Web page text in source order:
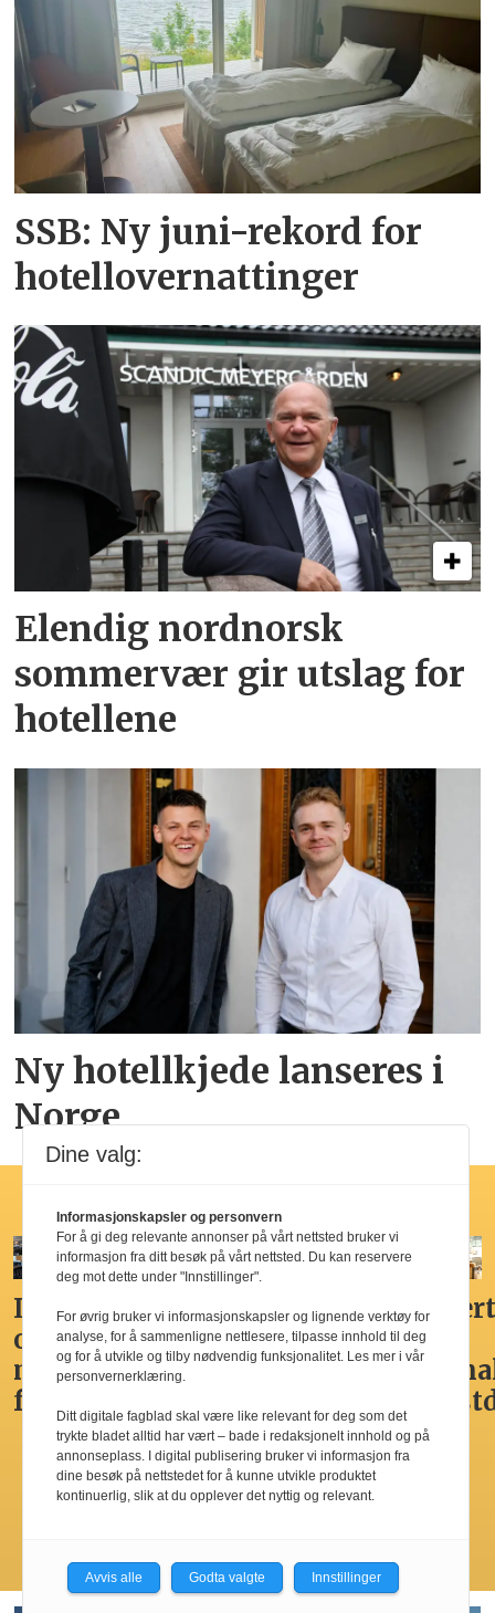
SSB: Ny juni-rekord for
hotellovernattinger
Elendig nordnorsk
sommervær gir utslag for
hotellene
Ny hotellkjede lanseres i
Norge
Hotellfrokost
Ikke
overdådig,
men
fristende
Her får
du
Norges
hotellfrokost
Godt,
spennende,
men
best i
by’n
den
Dine valg:
Informasjonskapsler og personvern
For å gi deg relevante annonser på vårt nettsted bruker vi
informasjon fra ditt besøk på vårt nettsted. Du kan reservere
deg mot dette under "Innstillinger".
For øvrig bruker vi informasjonskapsler og lignende verktøy for
analyse, for å sammenligne nettlesere, tilpasse innhold til deg
og for å utvikle og tilby nødvendig funksjonalitet. Les mer i vår
personvernerklæring.
Ditt digitale fagblad skal være like relevant for deg som det
trykte bladet alltid har vært – bade i redaksjonelt innhold og på
annonseplass. I digital publisering bruker vi informasjon fra
dine besøk på nettstedet for å kunne utvikle produktet
kontinuerlig, slik at du opplever det nyttig og relevant.
Avvis alle Godta valgte Innstillinger